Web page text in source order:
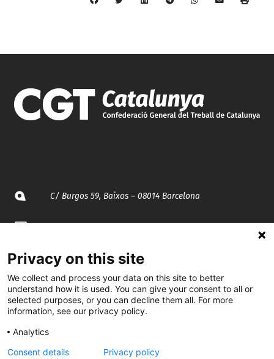
C/ Burgos 59, Baixos – 08014 Barcelona
935 120 481
@CGTCatalunya
cgtcatalunya
Privacy on this site
We collect and process your data on this site to better
understand how it is used. You can give your consent to all or
selected purposes, or you can decline them all. For more
information, see our privacy policy.
Analytics
Consent details
Privacy policy